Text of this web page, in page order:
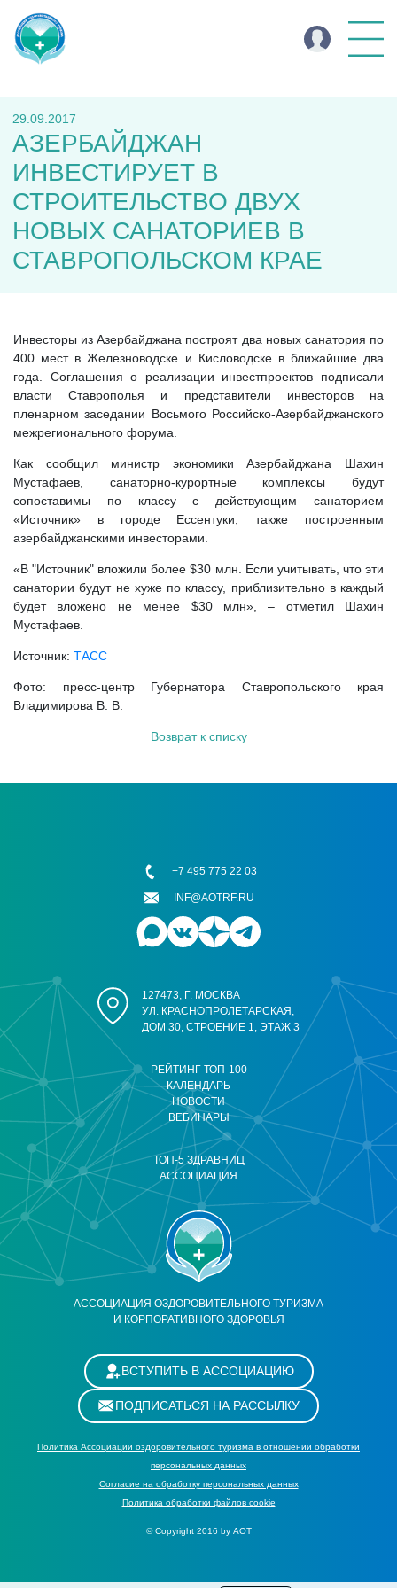
29.09.2017
АЗЕРБАЙДЖАН
ИНВЕСТИРУЕТ В
СТРОИТЕЛЬСТВО ДВУХ
НОВЫХ САНАТОРИЕВ В
СТАВРОПОЛЬСКОМ КРАЕ
Инвесторы из Азербайджана построят два новых санатория по
400 мест в Железноводске и Кисловодске в ближайшие два
года. Соглашения о реализации инвестпроектов подписали
власти Ставрополья и представители инвесторов на
пленарном заседании Восьмого Российско-Азербайджанского
межрегионального форума.
Как сообщил министр экономики Азербайджана Шахин
Мустафаев, санаторно-курортные комплексы будут
сопоставимы по классу с действующим санаторием
«Источник» в городе Ессентуки, также построенным
азербайджанскими инвесторами.
«В "Источник" вложили более $30 млн. Если учитывать, что эти
санатории будут не хуже по классу, приблизительно в каждый
будет вложено не менее $30 млн», – отметил Шахин
Мустафаев.
Источник: ТАСС
Фото: пресс-центр Губернатора Ставропольского края
Владимирова В. В.
Возврат к списку
АССОЦИАЦИЯ ОЗДОРОВИТЕЛЬНОГО ТУРИЗМА
И КОРПОРАТИВНОГО ЗДОРОВЬЯ
РЕЙТИНГ ТОП-100
КАЛЕНДАРЬ
НОВОСТИ
ВЕБИНАРЫ
ТОП-5 ЗДРАВНИЦ
АССОЦИАЦИЯ
127473, Г. МОСКВА
УЛ. КРАСНОПРОЛЕТАРСКАЯ,
ДОМ 30, СТРОЕНИЕ 1, ЭТАЖ 3
+7 495 775 22 03
INF@AOTRF.RU
ВСТУПИТЬ В АССОЦИАЦИЮ
ПОДПИСАТЬСЯ НА РАССЫЛКУ
Политика Ассоциации оздоровительного туризма в отношении обработки
персональных данных
Cогласие на обработку персональных данных
Политика обработки файлов cookie
© Copyright 2016 by АОТ